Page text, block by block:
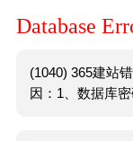
Database
(1040) 365建站
因：1、数据库